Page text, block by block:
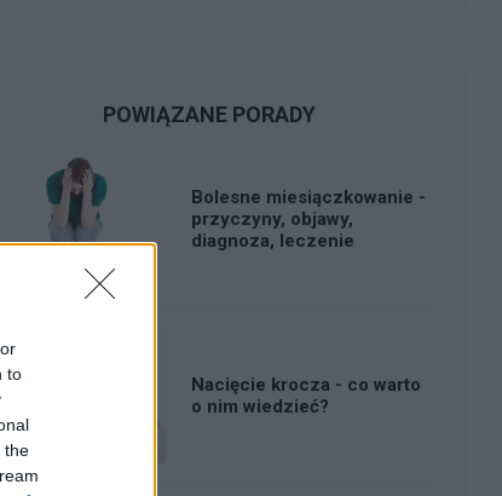
to
the
POWIĄZANE PORADY
Bolesne miesiączkowanie -
przyczyny, objawy,
diagnoza, leczenie
Nacięcie krocza - co warto
o nim wiedzieć?